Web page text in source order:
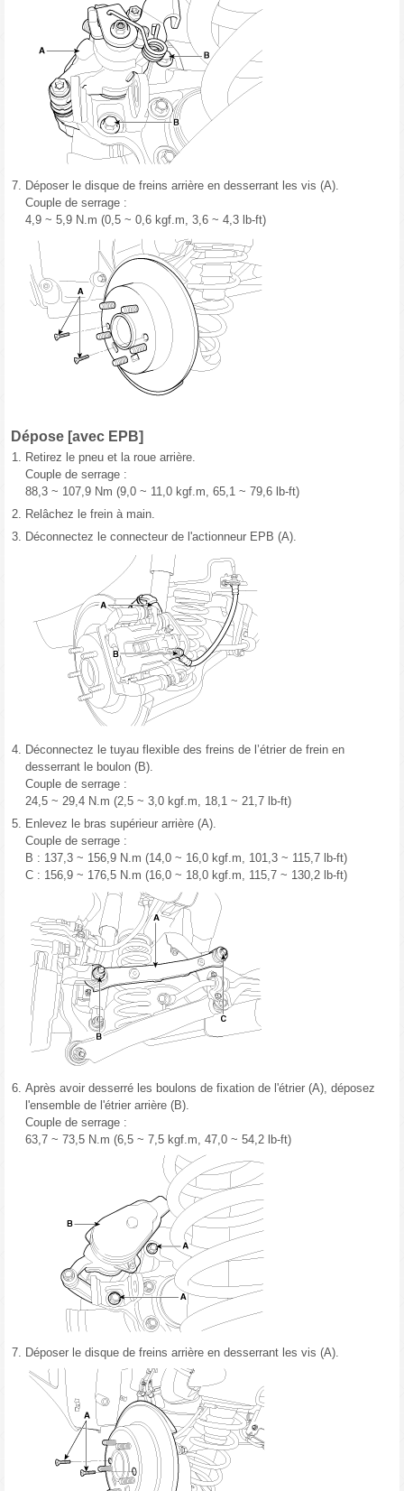
7. Déposer le disque de freins arrière en desserrant les vis (A).
Couple de serrage :
4,9 ~ 5,9 N.m (0,5 ~ 0,6 kgf.m, 3,6 ~ 4,3 lb-ft)
Dépose [avec EPB]
1. Retirez le pneu et la roue arrière.
Couple de serrage :
88,3 ~ 107,9 Nm (9,0 ~ 11,0 kgf.m, 65,1 ~ 79,6 lb-ft)
2. Relâchez le frein à main.
3. Déconnectez le connecteur de l'actionneur EPB (A).
4. Déconnectez le tuyau flexible des freins de l’étrier de frein en
desserrant le boulon (B).
Couple de serrage :
24,5 ~ 29,4 N.m (2,5 ~ 3,0 kgf.m, 18,1 ~ 21,7 lb-ft)
5. Enlevez le bras supérieur arrière (A).
Couple de serrage :
B : 137,3 ~ 156,9 N.m (14,0 ~ 16,0 kgf.m, 101,3 ~ 115,7 lb-ft)
C : 156,9 ~ 176,5 N.m (16,0 ~ 18,0 kgf.m, 115,7 ~ 130,2 lb-ft)
6. Après avoir desserré les boulons de fixation de l'étrier (A), déposez
l'ensemble de l'étrier arrière (B).
Couple de serrage :
63,7 ~ 73,5 N.m (6,5 ~ 7,5 kgf.m, 47,0 ~ 54,2 lb-ft)
7. Déposer le disque de freins arrière en desserrant les vis (A).